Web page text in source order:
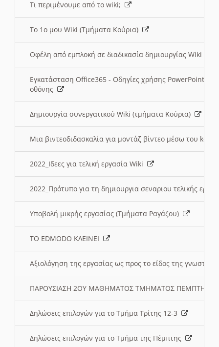
Τι περιμένουμε από το wiki;
Το 1ο μου Wiki (Τμήματα Κούρια)
Οφέλη από εμπλοκή σε διαδικασία δημιουργίας Wiki
Εγκατάσταση Office365 - Οδηγίες χρήσης PowerPoint
οθόνης
Δημιουργία συνεργατικού Wiki (τμήματα Κούρια)
Μια βιντεοδιδασκαλία για μοντάζ βίντεο μέσω του
2022_Ιδεες για τελική εργασία Wiki
2022_Πρότυπο για τη δημιουργια σεναριου τελικής
Υποβολή μικρής εργασίας (Τμήματα Ραγάζου)
ΤΟ EDMODO ΚΛΕΙΝΕΙ
Αξιολόγηση της εργασίας ως προς το είδος της
ΠΑΡΟΥΣΙΑΣΗ 2ΟΥ ΜΑΘΗΜΑΤΟΣ ΤΜΗΜΑΤΟΣ
Δηλώσεις επιλογών για το Τμήμα Τρίτης 12-3
Δηλώσεις επιλογών για το Τμήμα της Πέμπτης